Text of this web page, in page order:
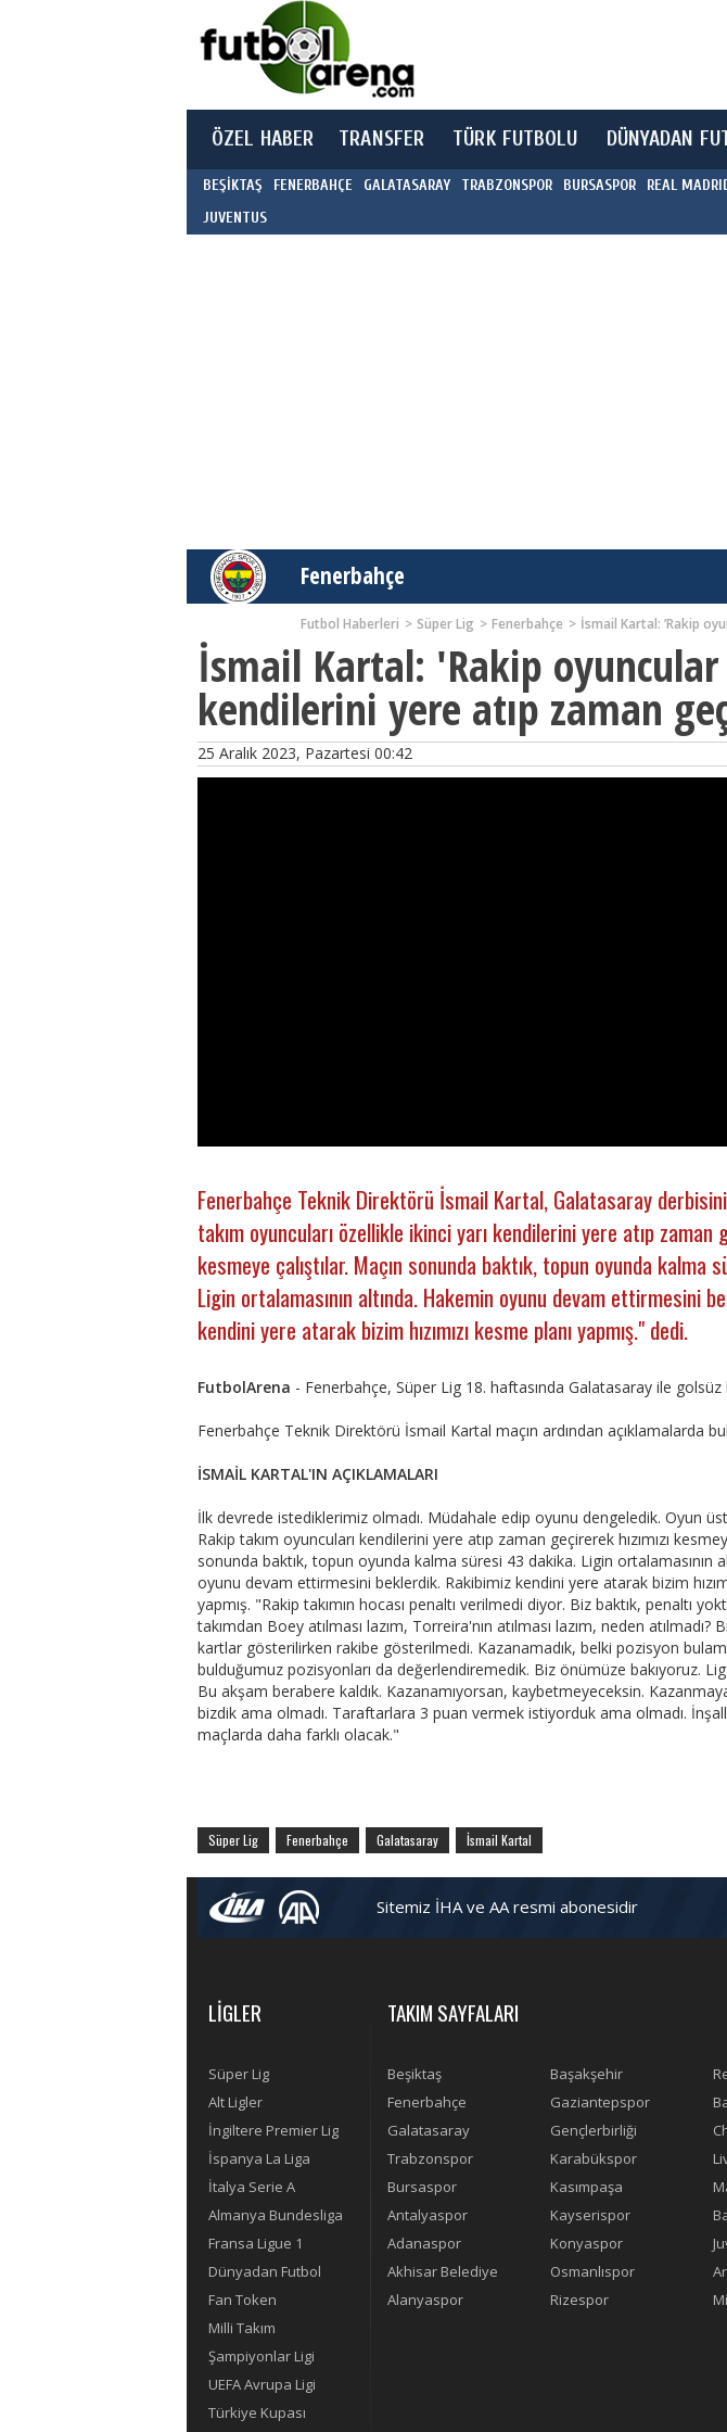
ÖZEL HABER TRANSFER TÜRK FUTBOLU DÜNYADAN
BEŞİKTAŞ FENERBAHÇE GALATASARAY TRABZONSPOR BURSASPOR REAL
JUVENTUS
Fenerbahçe
Futbol Haberleri Süper Lig Fenerbahçe İsmail Kartal: ’Rakip
İsmail Kartal: 'Rakip oyuncular
kendilerini yere atıp zaman
25 Aralık 2023, Pazartesi 00:42
Fenerbahçe Teknik Direktörü İsmail Kartal, Galatasaray
takım oyuncuları özellikle ikinci yarı kendilerini yere atıp zaman
kesmeye çalıştılar. Maçın sonunda baktık, topun oyunda kalma
Ligin ortalamasının altında. Hakemin oyunu devam ettirmesini
kendini yere atarak bizim hızımızı kesme planı yapmış." dedi.
FutbolArena - Fenerbahçe, Süper Lig 18. haftasında Galatasaray ile golsüz
Fenerbahçe Teknik Direktörü İsmail Kartal maçın ardından açıklamalarda
İSMAİL KARTAL'IN AÇIKLAMALARI
İlk devrede istediklerimiz olmadı. Müdahale edip oyunu dengeledik. Oyun
Rakip takım oyuncuları kendilerini yere atıp zaman geçirerek hızımızı
sonunda baktık, topun oyunda kalma süresi 43 dakika. Ligin ortalamasının
oyunu devam ettirmesini beklerdik. Rakibimiz kendini yere atarak bizim
yapmış. "Rakip takımın hocası penaltı verilmedi diyor. Biz baktık, penaltı
takımdan Boey atılması lazım, Torreira'nın atılması lazım, neden
kartlar gösterilirken rakibe gösterilmedi. Kazanamadık, belki pozisyon
bulduğumuz pozisyonları da değerlendiremedik. Biz önümüze bakıyoruz.
Bu akşam berabere kaldık. Kazanamıyorsan, kaybetmeyeceksin.
bizdik ama olmadı. Taraftarlara 3 puan vermek istiyorduk ama olmadı.
maçlarda daha farklı olacak."
Süper Lig Fenerbahçe Galatasaray İsmail Kartal
Sitemiz İHA ve AA resmi abonesidir
LİGLER
Süper Lig
Alt Ligler
İngiltere Premier Lig
İspanya La Liga
İtalya Serie A
Almanya Bundesliga
Fransa Ligue 1
Dünyadan Futbol
Fan Token
Milli Takım
Şampiyonlar Ligi
UEFA Avrupa Ligi
Türkiye Kupası
TAKIM SAYFALARI
Beşiktaş Başakşehir
Fenerbahçe
Gaziantepspor
Galatasaray
Gençlerbirliği
Trabzonspor
Karabükspor
Bursaspor
Kasımpaşa
Antalyaspor
Kayserispor
Adanaspor
Konyaspor
Akhisar Belediye
Osmanlıspor
Alanyaspor
Rizespor